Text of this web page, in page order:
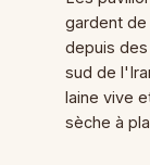
gardent
depuis des
sud de
laine vive
sèche à